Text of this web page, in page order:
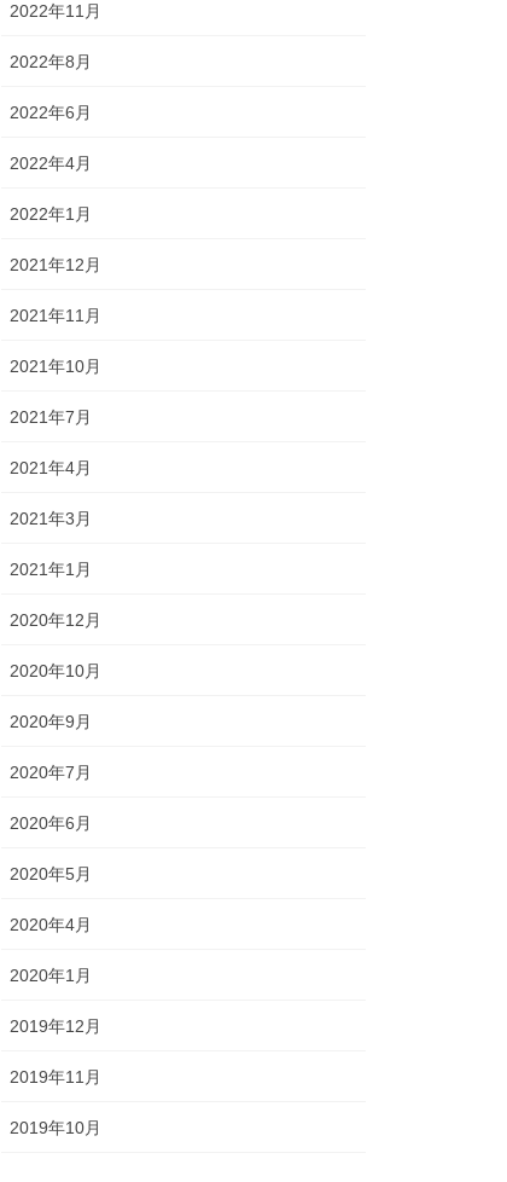
2022年11月
2022年8月
2022年6月
2022年4月
2022年1月
2021年12月
2021年11月
2021年10月
2021年7月
2021年4月
2021年3月
2021年1月
2020年12月
2020年10月
2020年9月
2020年7月
2020年6月
2020年5月
2020年4月
2020年1月
2019年12月
2019年11月
2019年10月